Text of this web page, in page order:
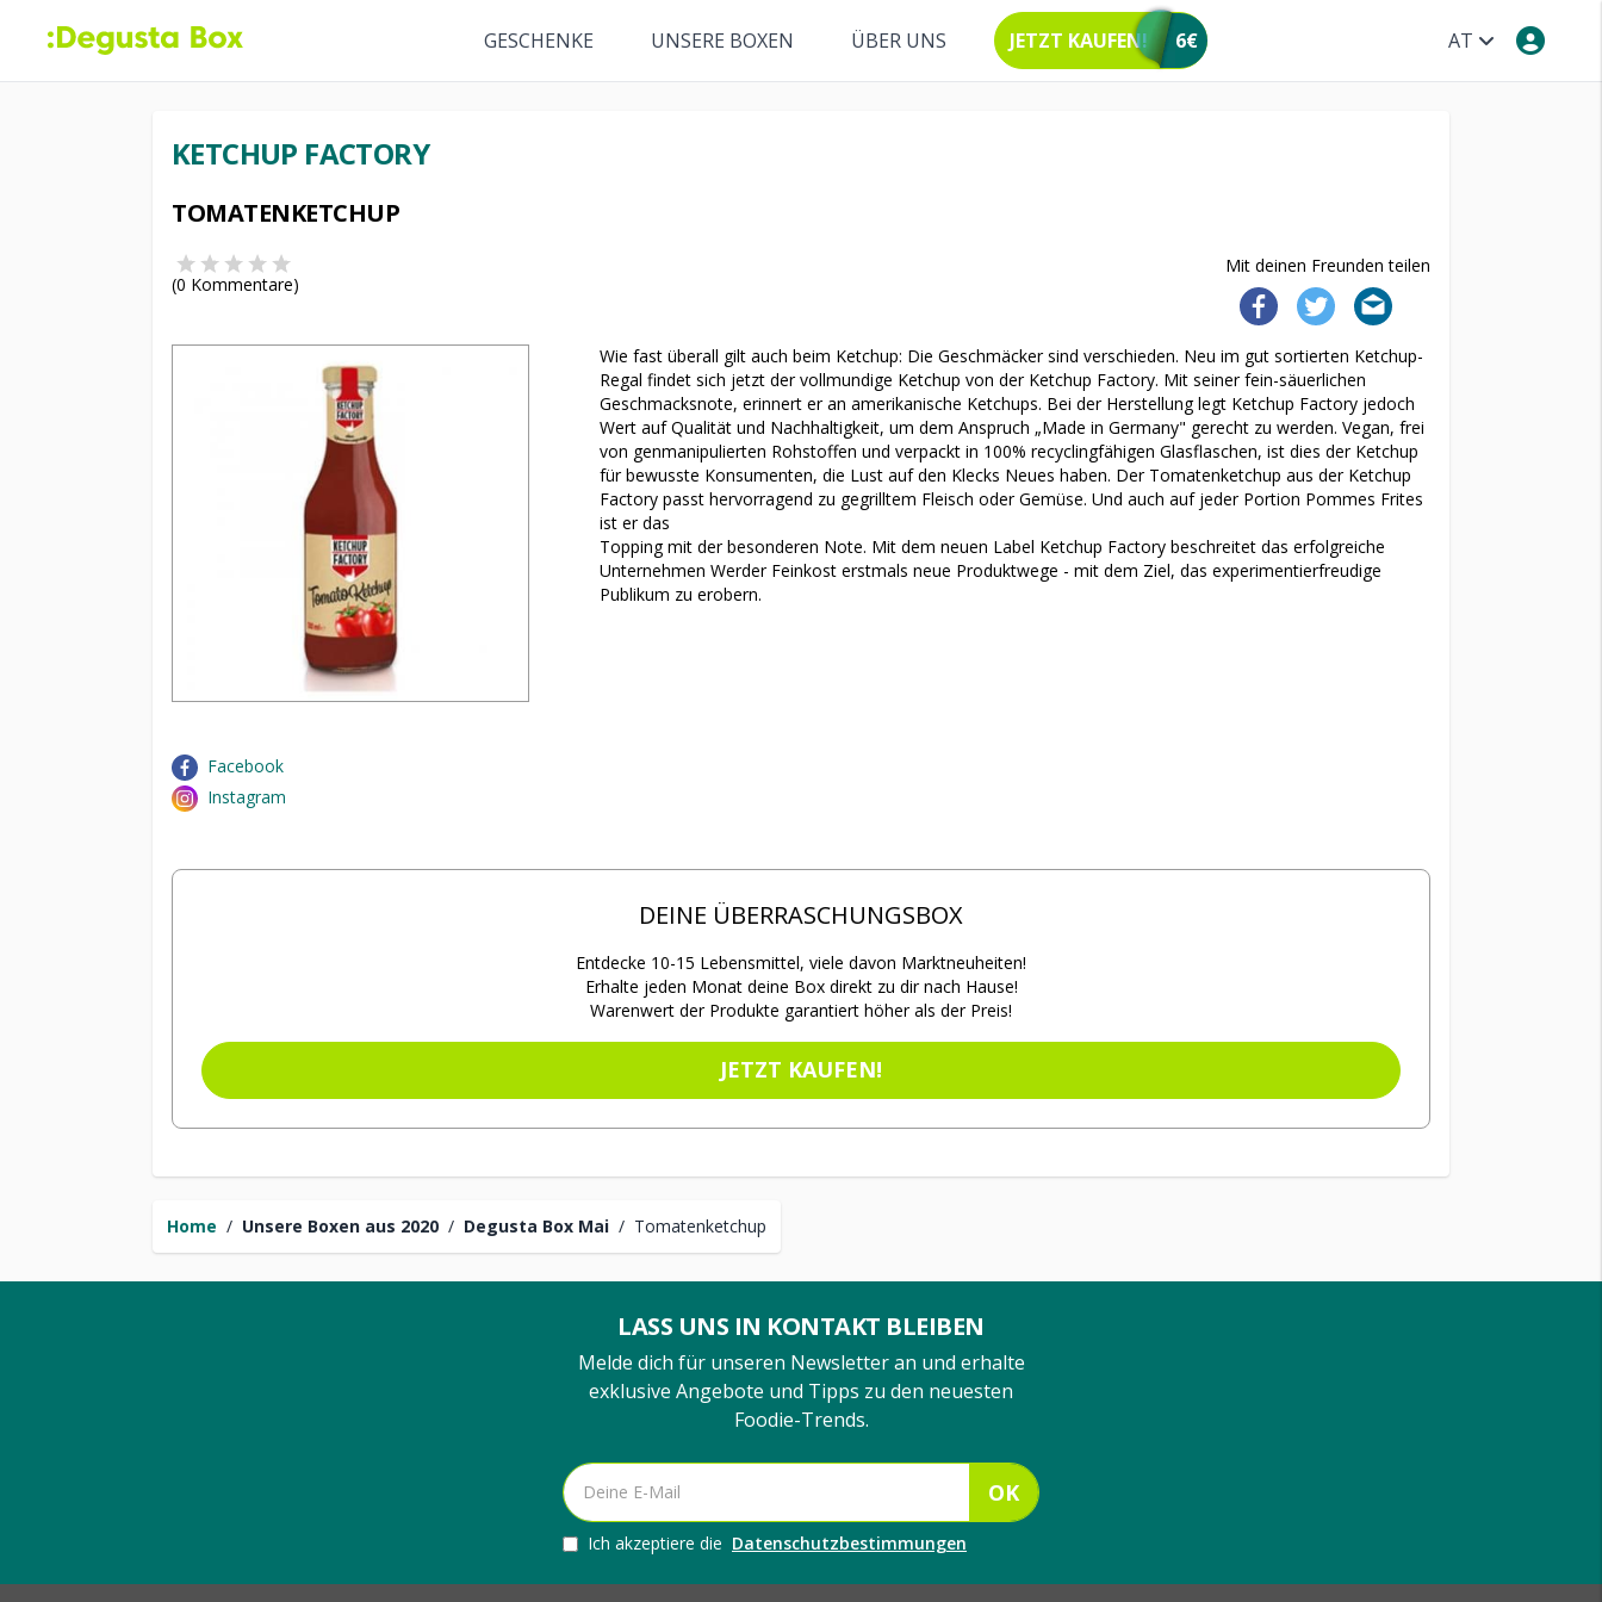
AT
GESCHENKE UNSERE BOXEN ÜBER UNS JETZT KAUFEN! 6€
Home / Unsere Boxen aus 2020 / Degusta Box Mai / Tomatenketchup
KETCHUP FACTORY
TOMATENKETCHUP
Mit deinen Freunden teilen
(0 Kommentare)
Wie fast überall gilt auch beim Ketchup: Die Geschmäcker sind verschieden. Neu im gut sortierten Ketchup-
Regal findet sich jetzt der vollmundige Ketchup von der Ketchup Factory. Mit seiner fein-säuerlichen
Geschmacksnote, erinnert er an amerikanische Ketchups. Bei der Herstellung legt Ketchup Factory jedoch
Wert auf Qualität und Nachhaltigkeit, um dem Anspruch „Made in Germany" gerecht zu werden. Vegan, frei
von genmanipulierten Rohstoffen und verpackt in 100% recyclingfähigen Glasflaschen, ist dies der Ketchup
für bewusste Konsumenten, die Lust auf den Klecks Neues haben. Der Tomatenketchup aus der Ketchup
Factory passt hervorragend zu gegrilltem Fleisch oder Gemüse. Und auch auf jeder Portion Pommes Frites
ist er das
Topping mit der besonderen Note. Mit dem neuen Label Ketchup Factory beschreitet das erfolgreiche
Unternehmen Werder Feinkost erstmals neue Produktwege - mit dem Ziel, das experimentierfreudige
Publikum zu erobern.
Facebook
Instagram
DEINE ÜBERRASCHUNGSBOX
Entdecke 10-15 Lebensmittel, viele davon Marktneuheiten!
Erhalte jeden Monat deine Box direkt zu dir nach Hause!
Warenwert der Produkte garantiert höher als der Preis!
JETZT KAUFEN!
LASS UNS IN KONTAKT BLEIBEN
Melde dich für unseren Newsletter an und erhalte
exklusive Angebote und Tipps zu den neuesten
Foodie-Trends.
OK
Ich akzeptiere die Datenschutzbestimmungen